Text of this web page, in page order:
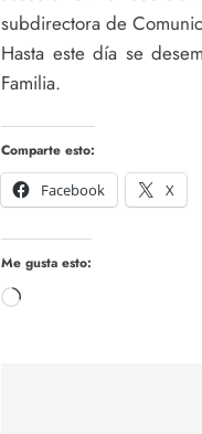
subdirectora de
Hasta este día se
Familia.
Comparte esto:
Facebook
X
Me gusta esto:
Cargando...